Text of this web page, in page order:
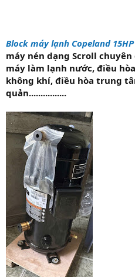
Block máy lạnh Copeland 15HP
máy nén dạng Scroll
máy làm lạnh nước, điều
không khí, điều hòa trung
quản................